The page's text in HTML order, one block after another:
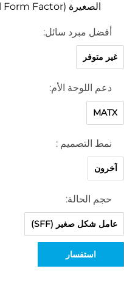
الصغيرة (Small Form Factor)
أفضل مبرد سائل:
غير متوفر
دعم اللوحة الأم:
MATX
نمط التصميم :
آخرون
حجم الحالة:
عامل شكل صغير (SFF)
استفسار